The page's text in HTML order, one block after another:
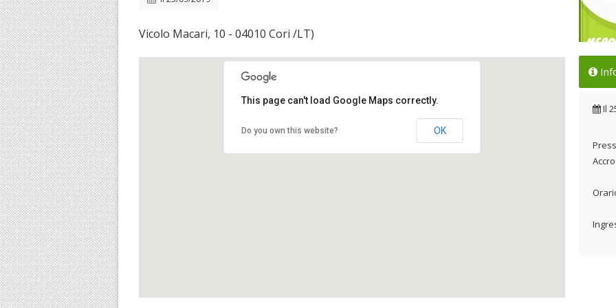
Vicolo Macari, 10 - 04010 Cori /LT)
This page can't load Google Maps correctly.
Do you own this website? OK
La
IlIl